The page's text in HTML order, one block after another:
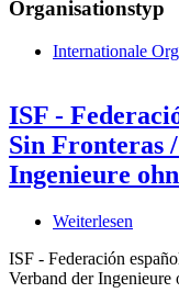
Organisationstyp
Internationale
ISF -
Sin Fronteras
Ingenieure
Weiterlesen
-
ISF - Federación
Verband der Ingenieure